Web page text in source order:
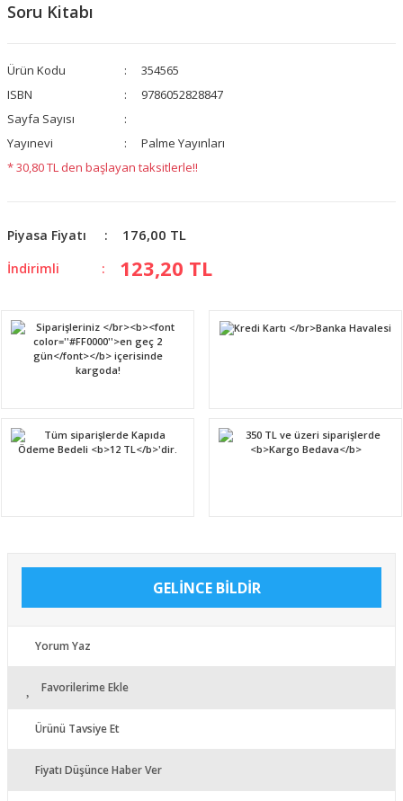
Soru Kitabı
Ürün Kodu
354565
ISBN
9786052828847
Sayfa Sayısı
Yayınevi
Palme Yayınları
* 30,80 TL den başlayan taksitlerle!!
Piyasa Fiyatı 176,00 TL
İndirimli 123,20 TL
GELİNCE BİLDİR
Yorum Yaz
Favorilerime Ekle
Ürünü Tavsiye Et
Fiyatı Düşünce Haber Ver